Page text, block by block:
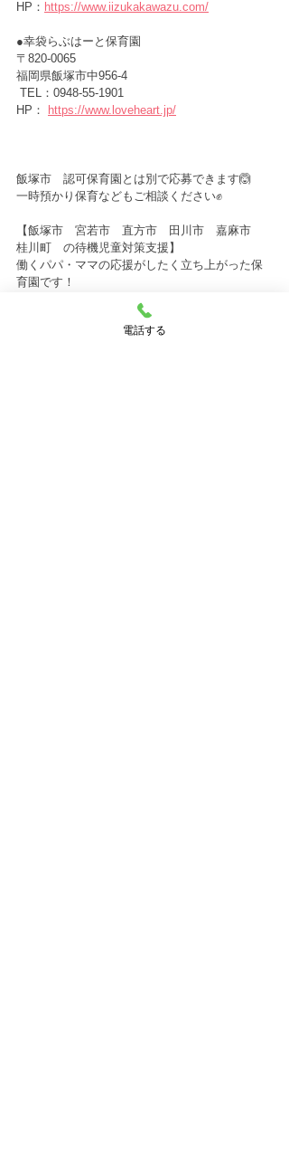
HP： https://www.iizukakawazu.com/
●幸袋らぶはーと保育園
〒820-0065
福岡県飯塚市中956-4
TEL：0948-55-1901
HP：
https://www.loveheart.jp/
飯塚市　認可保育園とは別で応募できます🙆
一時預かり保育などもご相談ください✊
【飯塚市　宮若市　直方市　田川市　嘉麻市
桂川町　の待機児童対策支援】
働くパパ・ママの応援がしたく立ち上がった保
育園です！
育園の入園が出来ない状態です。
私たちは、そのようなパパ・ママのお仕事探し
電話する